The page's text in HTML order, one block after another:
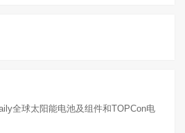
全球太阳能电池及组件和TOPCon电